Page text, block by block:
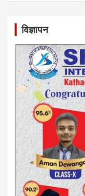
विज्ञापन